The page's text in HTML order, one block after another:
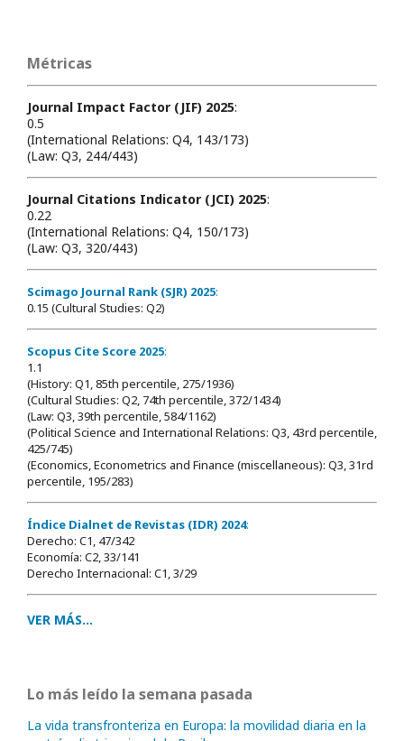
Métricas
Journal Impact Factor (JIF) 2025:
0.5
(International Relations: Q4, 143/173)
(Law: Q3, 244/443)
Journal Citations Indicator (JCI) 2025:
0.22
(International Relations: Q4, 150/173)
(Law: Q3, 320/443)
Scimago Journal Rank (SJR) 2025:
0.15 (Cultural Studies: Q2)
Scopus Cite Score 2025:
1.1
(History: Q1, 85th percentile, 275/1936)
(Cultural Studies: Q2, 74th percentile, 372/1434)
(Law: Q3, 39th percentile, 584/1162)
(Political Science and International Relations: Q3, 43rd percentile,
425/745)
(Economics, Econometrics and Finance (miscellaneous): Q3, 31rd
percentile, 195/283)
Índice Dialnet de Revistas (IDR) 2024:
Derecho: C1, 47/342
Economía: C2, 33/141
Derecho Internacional: C1, 3/29
VER MÁS...
Lo más leído la semana pasada
La vida transfronteriza en Europa: la movilidad diaria en la